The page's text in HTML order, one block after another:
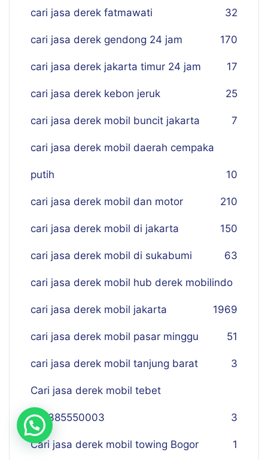
cari jasa derek fatmawati 32
cari jasa derek gendong 24 jam 170
cari jasa derek jakarta timur 24 jam 17
cari jasa derek kebon jeruk 25
cari jasa derek mobil buncit jakarta 7
cari jasa derek mobil daerah cempaka
putih 10
cari jasa derek mobil dan motor 210
cari jasa derek mobil di jakarta 150
cari jasa derek mobil di sukabumi 63
cari jasa derek mobil hub derek mobilindo
69
cari jasa derek mobil jakarta 19
cari jasa derek mobil pasar minggu 51
cari jasa derek mobil tanjung barat 3
Cari jasa derek mobil tebet
081385550003 3
Cari jasa derek mobil towing Bogor 1